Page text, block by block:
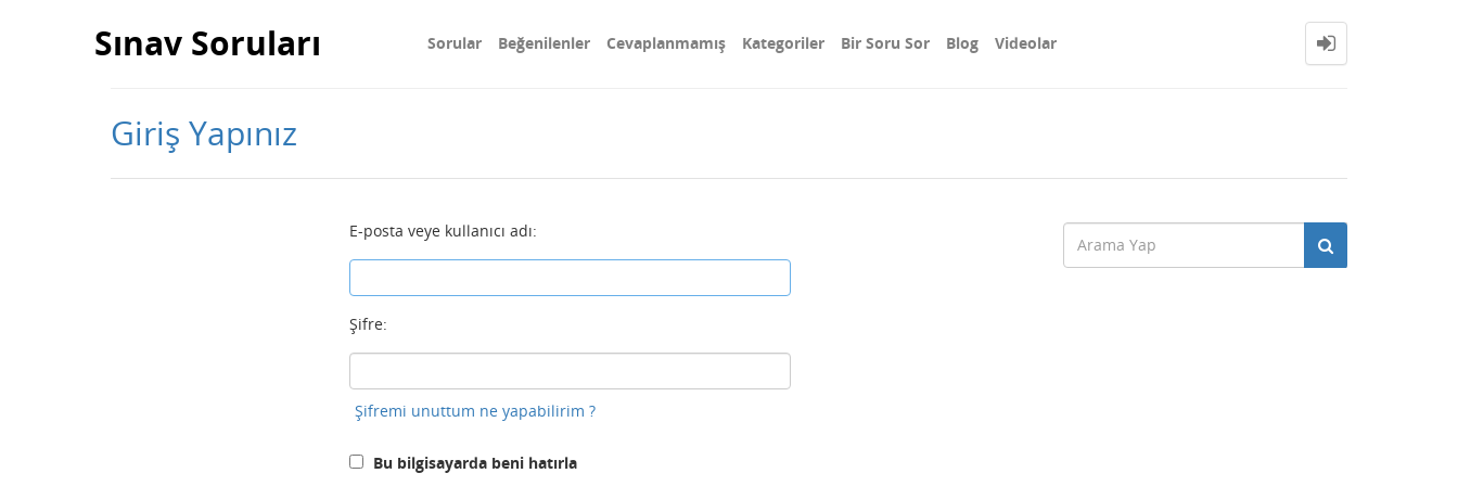
Sınav Soruları Sorular Beğenilenler Cevaplanmamış Kategoriler Bir Soru Sor Blog Videolar
Giriş Yapınız
E-posta veye kullanıcı adı:
Şifre:
Şifremi unuttum ne yapabilirim ?
Bu bilgisayarda beni hatırla